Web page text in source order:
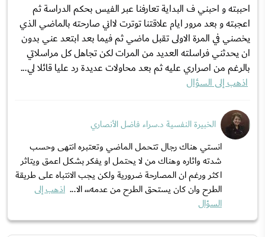
احببته و احبني ف البداية تعارفنا عبر الفيس بحكم الدراسة ثم
اعجبته و بعد مرور ايام علاقتنا توترت لااني صارحته بالماضي الذي
يخصني في المرة الاولى تقبل ماضي ثم فيما بعد ابتعد عني بدون
ان يحدثني فراسلته العديد من المرات لكن تجاهل كل مراسلاتي
بالرغم من اصراري عليه ثم بعد محاولات عديدة رد عليا قائلا لي...
اذهب إلى السؤال
الخبيرة النفسية د.سراء فاضل الأنصاري
انستي هناك رجال تتحمل الماضي وتعتبره انتهى وحسب
شدته واثاره وهناك من لا يحتمل او يفكر بشكل اعمق ويتاثر
اكثر ورغم ان المصارحة ضرورية ولكن يجب الانتباه على طريقة
الطرح وان كان يستحق الطرح من عدمه،،، الا... اذهب إلى
السؤال